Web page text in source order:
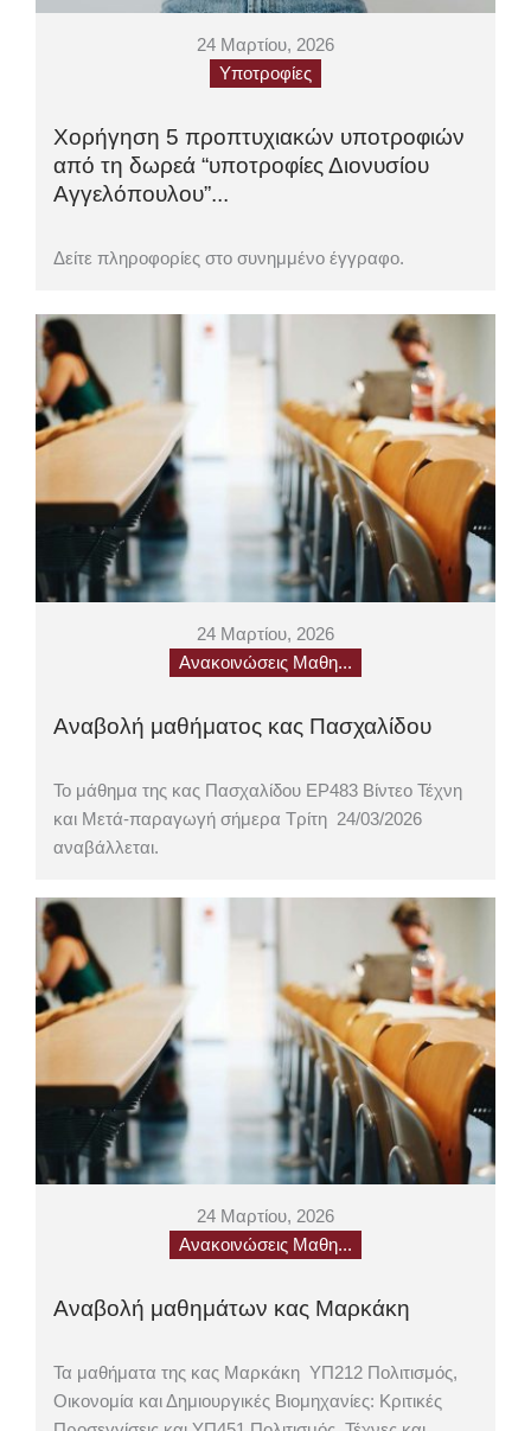
24 Μαρτίου, 2026
Υποτροφίες
Χορήγηση 5 προπτυχιακών υποτροφιών
από τη δωρεά “υποτροφίες Διονυσίου
Αγγελόπουλου”...
Δείτε πληροφορίες στο συνημμένο έγγραφο.
24 Μαρτίου, 2026
Ανακοινώσεις Μαθη...
Αναβολή μαθήματος κας Πασχαλίδου
Το μάθημα της κας Πασχαλίδου ΕΡ483 Βίντεο Τέχνη
και Μετά-παραγωγή σήμερα Τρίτη 24/03/2026
αναβάλλεται.
24 Μαρτίου, 2026
Ανακοινώσεις Μαθη...
Αναβολή μαθημάτων κας Μαρκάκη
Τα μαθήματα της κας Μαρκάκη ΥΠ212 Πολιτισμός,
Οικονομία και Δημιουργικές Βιομηχανίες: Kριτικές